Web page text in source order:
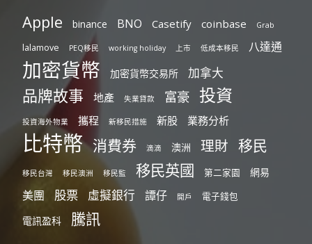
Apple binance BNO Casetify coinbase Grab
lalamove PEQ移民 working holiday 上市 低成本移民 八達通
加密貨幣 加密貨幣交易所 加拿大
品牌故事 地產 失業貸款 富豪 投資
投資海外物業 攜程 新移民措施 新股 業務分析
比特幣 消費券 滴滴 澳洲 理財 移民
移民台灣 移民澳洲 移民監 移民英國 第二家園 網易
美團 股票 虛擬銀行 譚仔 開戶 電子錢包
電訊盈科 騰訊